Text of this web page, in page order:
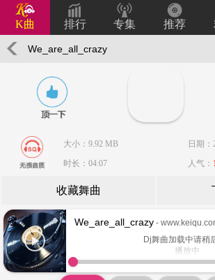
K曲 排行 专集 推荐
We_are_all_crazy
大小：9.92 MB
日期：
时长：04:07
人气：
收藏舞曲
We_are_all_crazy -
Dj舞曲加载中请稍
播放中